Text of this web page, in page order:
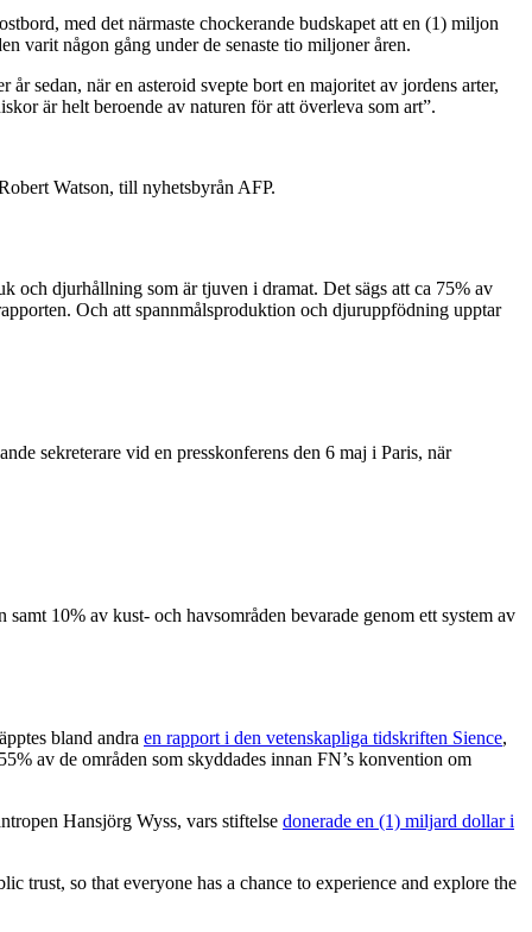
med det närmaste chockerande budskapet att en (1) miljon
varit någon gång under de senaste tio miljoner åren.
sedan, när en asteroid svepte bort en majoritet av jordens arter,
är helt beroende av naturen för att överleva som art”.
Watson, till nyhetsbyrån AFP.
och djurhållning som är tjuven i dramat. Det sägs att ca 75% av
Och att spannmålsproduktion och djuruppfödning upptar
sekreterare vid en presskonferens den 6 maj i Paris, när
10% av kust- och havsområden bevarade genom ett system av
bland andra en rapport i den vetenskapliga tidskriften Sience,
av de områden som skyddades innan FN’s konvention om
Hansjörg Wyss, vars stiftelse donerade en (1) miljard dollar i
trust, so that everyone has a chance to experience and explore the